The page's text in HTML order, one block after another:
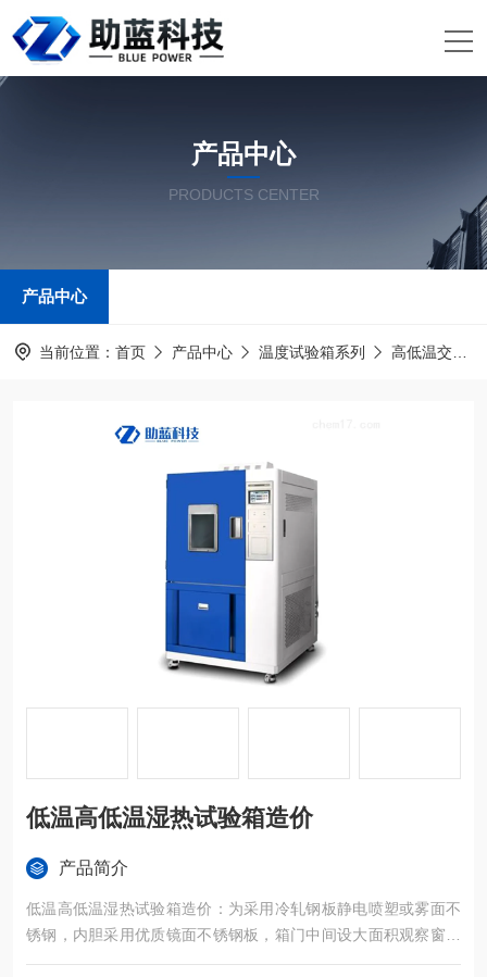
产品中心
PRODUCTS CENTER
产品中心
当前位置： 首页 产品中心 温度试验箱系列 高低温交变湿热试验箱
低温高低温湿热试验箱造价
产品简介
低温高低温湿热试验箱造价：为采用冷轧钢板静电喷塑或雾面不
锈钢，内胆采用优质镜面不锈钢板，箱门中间设大面积观察窗，
并配有观察灯，使用户可以清晰地看到试样的试验情况。外型整